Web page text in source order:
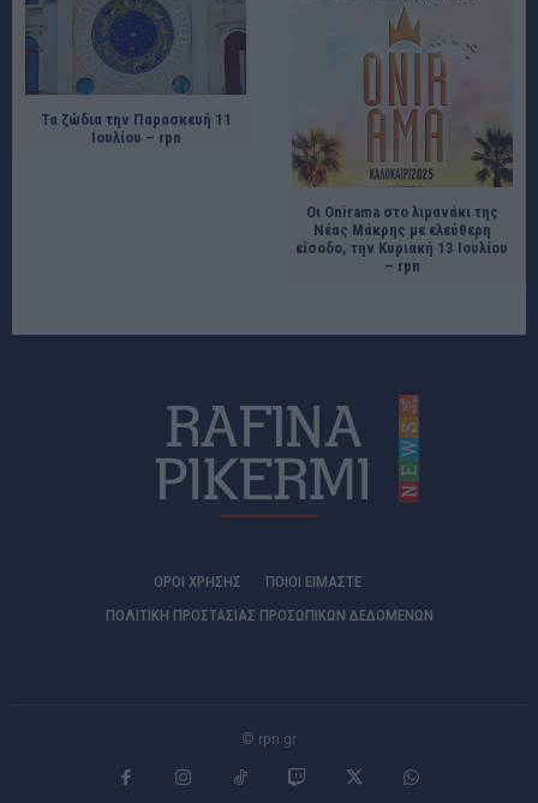
Τα ζώδια την Παρασκευή 11
Ιουλίου – rpn
Οι Onirama στο λιμανάκι της
Νέας Μάκρης με ελεύθερη
είσοδο, την Κυριακή 13 Ιουλίου
– rpn
ΟΡΟΙ ΧΡΗΣΗΣ
ΠΟΙΟΊ ΕΊΜΑΣΤΕ
ΠΟΛΙΤΙΚΗ ΠΡΟΣΤΑΣΙΑΣ ΠΡΟΣΩΠΙΚΩΝ ΔΕΔΟΜΕΝΩΝ
© rpn.gr